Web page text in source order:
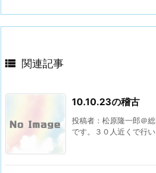
 関連記事
10.10.23の稽古
投稿者：松原隆一郎＠
です。３０人近くで行